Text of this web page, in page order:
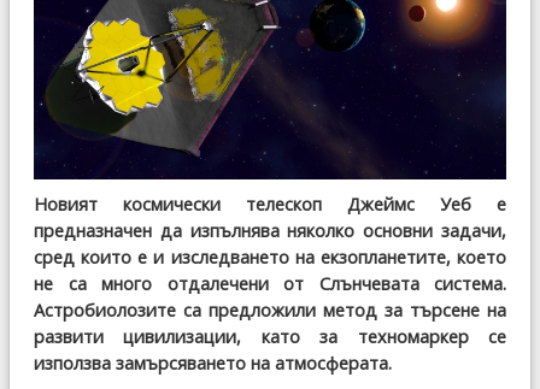
Новият космически телескоп Джеймс Уеб е
предназначен да изпълнява няколко основни задачи,
сред които е и изследването на екзопланетите, което
не са много отдалечени от Слънчевата система.
Астробиолозите са предложили метод за търсене на
развити цивилизации, като за техномаркер се
използва замърсяването на атмосферата.